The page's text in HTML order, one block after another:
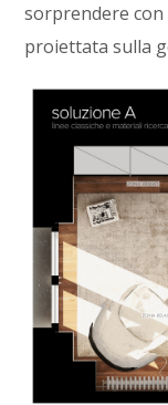
sorprendere
proiettata sulla